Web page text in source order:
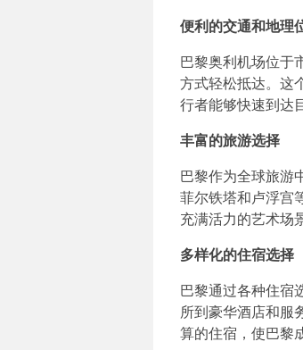
便利的交通和地理
巴黎奥利机场位于
方式轻松抵达。这
行者能够快速到达
丰富的旅游选择
巴黎作为全球旅游
菲尔铁塔和卢浮宫
充满活力的艺术场
多样化的住宿选择
巴黎通过各种住宿
所到豪华酒店和服
算的住宿，使巴黎